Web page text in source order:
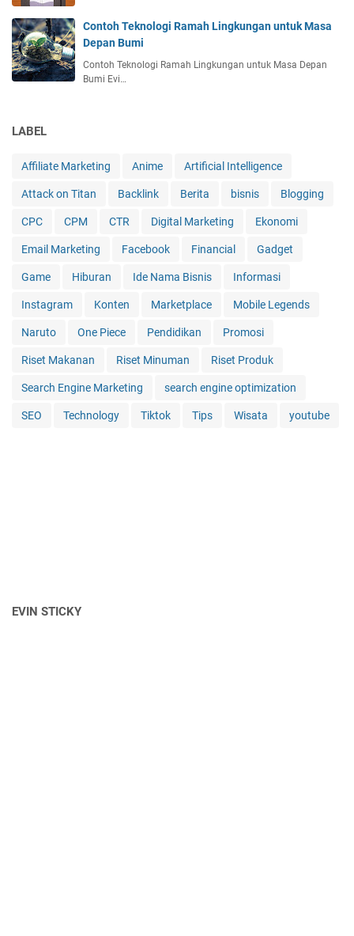
Contoh Teknologi Ramah Lingkungan untuk Masa
Depan Bumi
Contoh Teknologi Ramah Lingkungan untuk Masa Depan
Bumi Evi…
LABEL
Affiliate Marketing Anime Artificial Intelligence
Attack on Titan Backlink Berita bisnis Blogging
CPC CPM CTR Digital Marketing Ekonomi
Email Marketing Facebook Financial Gadget
Game Hiburan Ide Nama Bisnis Informasi
Instagram Konten Marketplace Mobile Legends
Naruto One Piece Pendidikan Promosi
Riset Makanan Riset Minuman Riset Produk
Search Engine Marketing search engine optimization
SEO Technology Tiktok Tips Wisata youtube
EVIN STICKY